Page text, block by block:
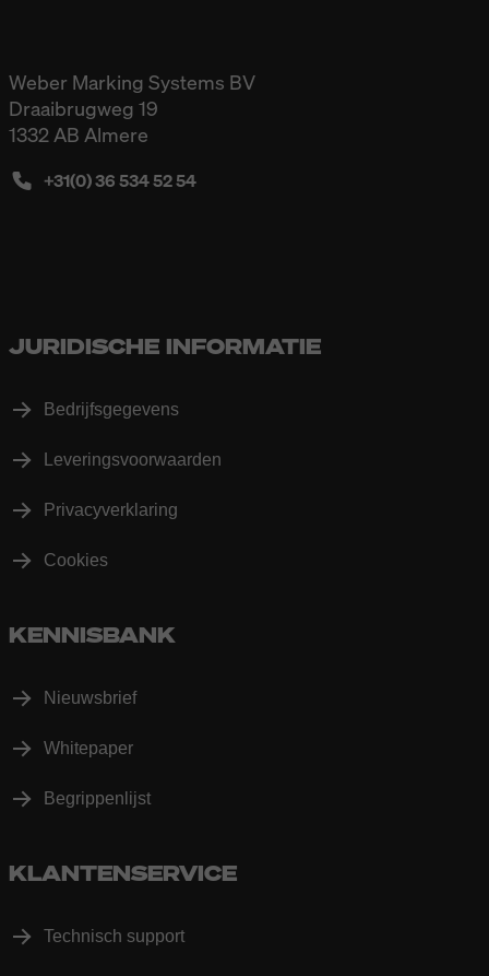
Weber Marking Systems BV
Draaibrugweg 19
1332 AB Almere
+31(0) 36 534 52 54
JURIDISCHE INFORMATIE
Bedrijfsgegevens
Leveringsvoorwaarden
Privacyverklaring
Cookies
KENNISBANK
Nieuwsbrief
Whitepaper
Begrippenlijst
KLANTENSERVICE
Technisch support